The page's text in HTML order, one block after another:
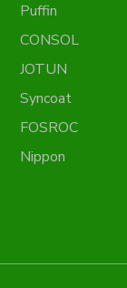
Puffin
CONSOL
JOTUN
Syncoat
FOSROC
Nippon